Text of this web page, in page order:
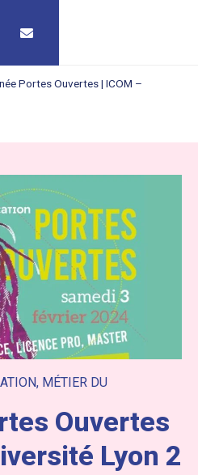
Portes Ouvertes | ICOM –
, MÉTIER DU
Ouvertes
Lyon 2